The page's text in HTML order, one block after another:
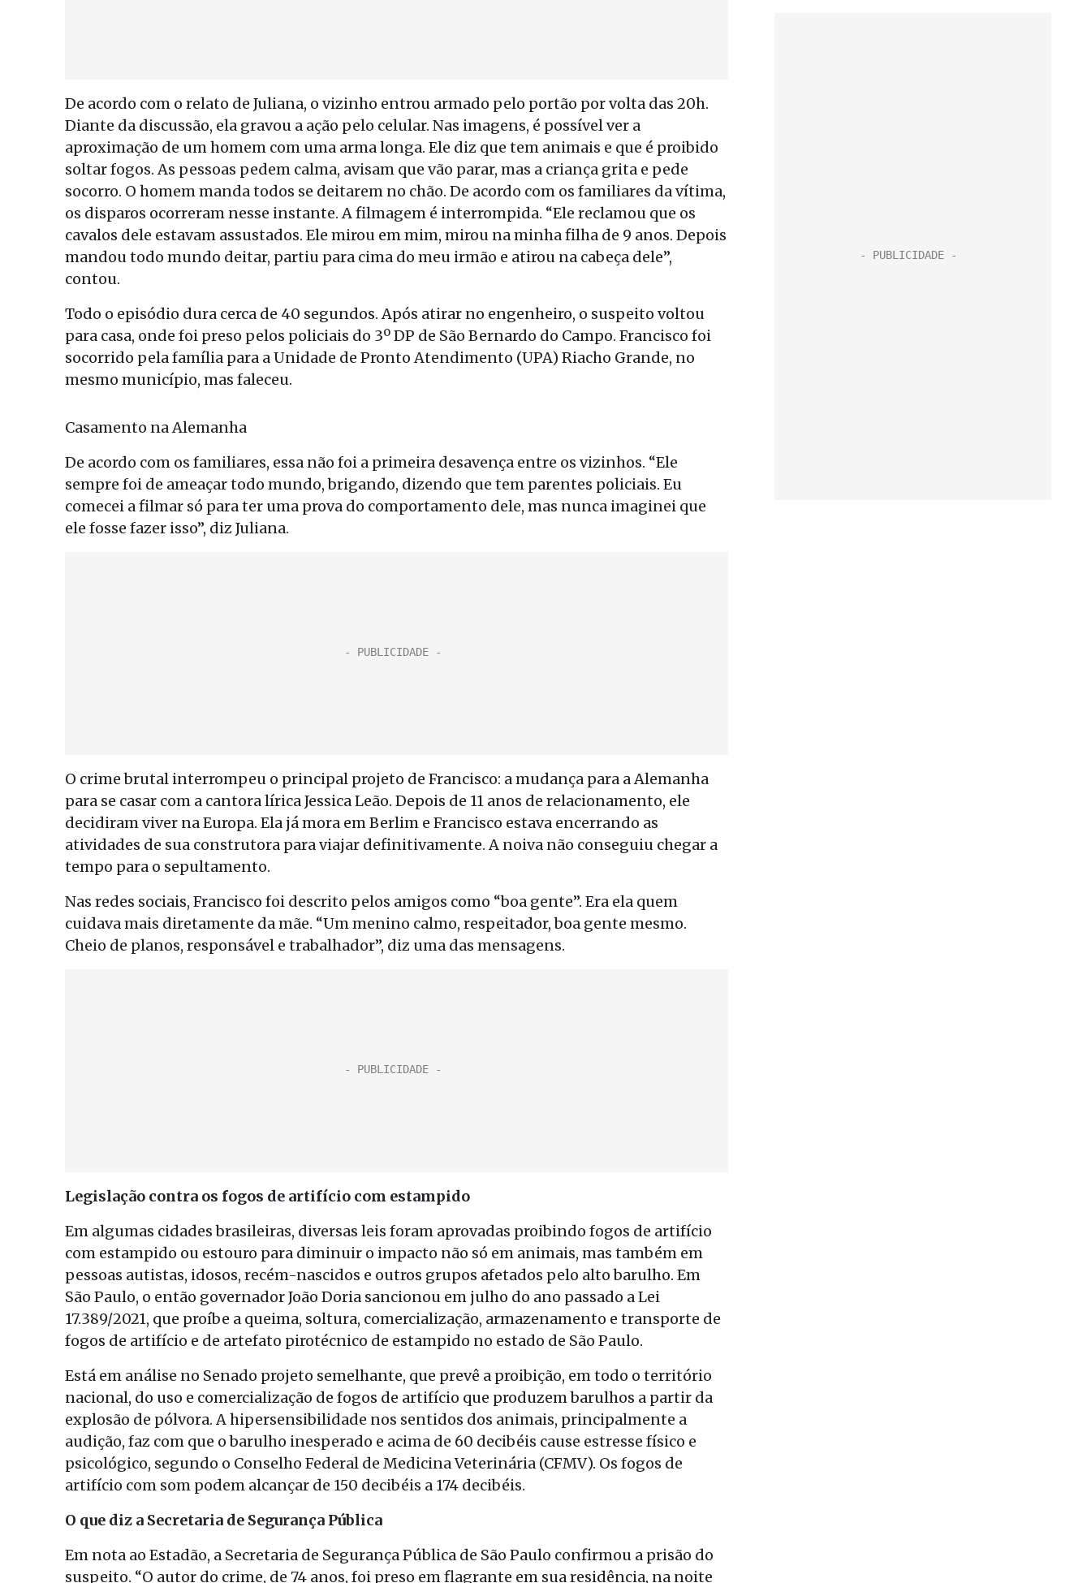
De acordo com o relato de Juliana, o vizinho entrou armado pelo portão por volta das 20h.
Diante da discussão, ela gravou a ação pelo celular. Nas imagens, é possível ver a
aproximação de um homem com uma arma longa. Ele diz que tem animais e que é proibido
soltar fogos. As pessoas pedem calma, avisam que vão parar, mas a criança grita e pede
socorro. O homem manda todos se deitarem no chão. De acordo com os familiares da vítima,
os disparos ocorreram nesse instante. A filmagem é interrompida. “Ele reclamou que os
cavalos dele estavam assustados. Ele mirou em mim, mirou na minha filha de 9 anos. Depois
mandou todo mundo deitar, partiu para cima do meu irmão e atirou na cabeça dele”,
contou.
Todo o episódio dura cerca de 40 segundos. Após atirar no engenheiro, o suspeito voltou
para casa, onde foi preso pelos policiais do 3º DP de São Bernardo do Campo. Francisco foi
socorrido pela família para a Unidade de Pronto Atendimento (UPA) Riacho Grande, no
mesmo município, mas faleceu.
Casamento na Alemanha
De acordo com os familiares, essa não foi a primeira desavença entre os vizinhos. “Ele
sempre foi de ameaçar todo mundo, brigando, dizendo que tem parentes policiais. Eu
comecei a filmar só para ter uma prova do comportamento dele, mas nunca imaginei que
ele fosse fazer isso”, diz Juliana.
O crime brutal interrompeu o principal projeto de Francisco: a mudança para a Alemanha
para se casar com a cantora lírica Jessica Leão. Depois de 11 anos de relacionamento, ele
decidiram viver na Europa. Ela já mora em Berlim e Francisco estava encerrando as
atividades de sua construtora para viajar definitivamente. A noiva não conseguiu chegar a
tempo para o sepultamento.
Nas redes sociais, Francisco foi descrito pelos amigos como “boa gente”. Era ela quem
cuidava mais diretamente da mãe. “Um menino calmo, respeitador, boa gente mesmo.
Cheio de planos, responsável e trabalhador”, diz uma das mensagens.
Legislação contra os fogos de artifício com estampido
Em algumas cidades brasileiras, diversas leis foram aprovadas proibindo fogos de artifício
com estampido ou estouro para diminuir o impacto não só em animais, mas também em
pessoas autistas, idosos, recém-nascidos e outros grupos afetados pelo alto barulho. Em
São Paulo, o então governador João Doria sancionou em julho do ano passado a Lei
17.389/2021, que proíbe a queima, soltura, comercialização, armazenamento e transporte de
fogos de artifício e de artefato pirotécnico de estampido no estado de São Paulo.
Está em análise no Senado projeto semelhante, que prevê a proibição, em todo o território
nacional, do uso e comercialização de fogos de artifício que produzem barulhos a partir da
explosão de pólvora. A hipersensibilidade nos sentidos dos animais, principalmente a
audição, faz com que o barulho inesperado e acima de 60 decibéis cause estresse físico e
psicológico, segundo o Conselho Federal de Medicina Veterinária (CFMV). Os fogos de
artifício com som podem alcançar de 150 decibéis a 174 decibéis.
O que diz a Secretaria de Segurança Pública
Em nota ao Estadão, a Secretaria de Segurança Pública de São Paulo confirmou a prisão do
suspeito. “O autor do crime, de 74 anos, foi preso em flagrante em sua residência, na noite